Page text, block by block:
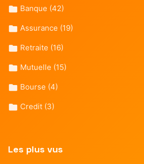
Banque (42)
Assurance (19)
Retraite (16)
Mutuelle (15)
Bourse (4)
Credit (3)
Les plus vus